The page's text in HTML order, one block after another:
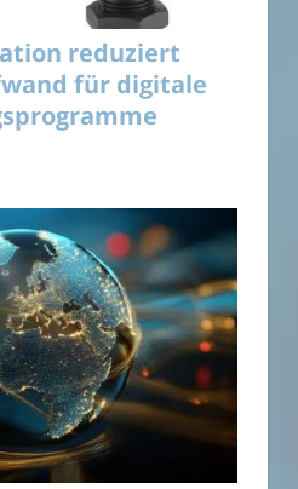
reduziert
für digitale